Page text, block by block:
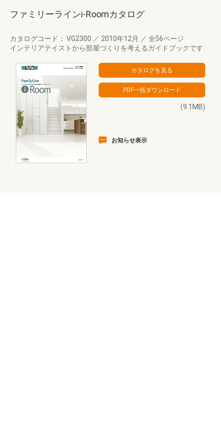
ファミリーラインi-Roomカタログ
カタログコード： VG2300 ／ 2010年12月 ／ 全56ページ
インテリアテイストから部屋づくりを考えるガイドブックです
(9.1MB)
お知らせ表示